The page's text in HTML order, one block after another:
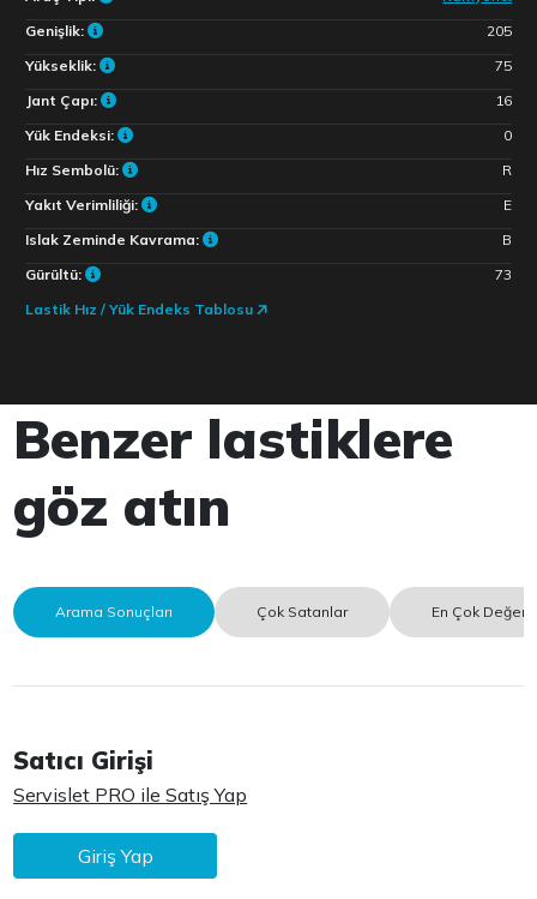
Genişlik:
205
Yükseklik:
75
Jant Çapı:
16
Yük Endeksi:
0
Hız Sembolü:
R
Yakıt Verimliliği:
E
Islak Zeminde Kavrama:
B
Gürültü:
73
Lastik Hız / Yük Endeks Tablosu
Benzer lastiklere
göz atın
Arama Sonuçları Çok Satanlar En Çok
Satıcı Girişi
Servislet PRO ile Satış Yap
Giriş Yap